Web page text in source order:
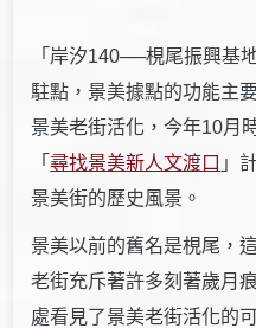
「岸汐140──梘尾振興基
駐點，景美據點的功能主
景美老街活化，今年10月
「尋找景美新人文渡口 」
景美街的歷史風景。
景美以前的舊名是梘尾，
老街充斥著許多刻著歲月
處看見了景美老街活化的